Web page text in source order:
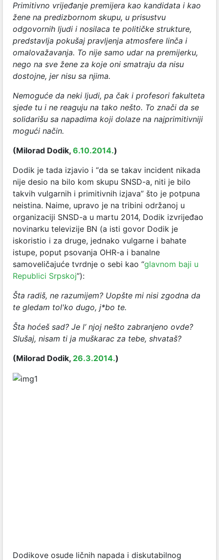
Primitivno vrijeđanje premijera kao kandidata i kao
žene na predizbornom skupu, u prisustvu
odgovornih ljudi i nosilaca te političke strukture,
predstavlja pokušaj pravljenja atmosfere linča i
omalovažavanja. To nije samo udar na premijerku,
nego na sve žene za koje oni smatraju da nisu
dostojne, jer nisu sa njima.
Nemoguće da neki ljudi, pa čak i profesori fakulteta
sjede tu i ne reaguju na tako nešto. To znači da se
solidarišu sa napadima koji dolaze na najprimitivniji
mogući način.
(Milorad Dodik, 6.10.2014.)
Dodik je tada izjavio i “da se takav incident nikada
nije desio na bilo kom skupu SNSD-a, niti je bilo
takvih vulgarnih i primitivnih izjava” što je potpuna
neistina. Naime, upravo je na tribini održanoj u
organizaciji SNSD-a u martu 2014, Dodik izvrijeđao
novinarku televizije BN (a isti govor Dodik je
iskoristio i za druge, jednako vulgarne i bahate
istupe, poput psovanja OHR-a i banalne
samoveličajuće tvrdnje o sebi kao “glavnom baji u
Republici Srpskoj”):
Šta radiš, ne razumijem? Uopšte mi nisi zgodna da
te gledam tol'ko dugo, j*bo te.
Šta hoćeš sad? Je l’ njoj nešto zabranjeno ovde?
Slušaj, nisam ti ja muškarac za tebe, shvataš?
(Milorad Dodik, 26.3.2014.)
Dodikove osude ličnih napada i diskutabilnog